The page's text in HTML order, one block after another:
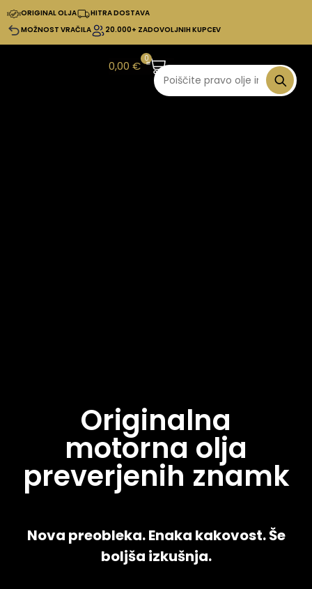
ORIGINAL OLJA
HITRA DOSTAVA
MOŽNOST VRAČILA
20.000+ ZADOVOLJNIH KUPCEV
0,00€
0
Originalna
motorna olja
preverjenih znamk
Nova preobleka. Enaka kakovost. Še
boljša izkušnja.